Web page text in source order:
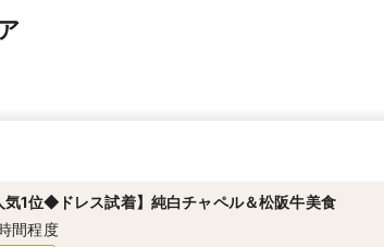
1位◆ドレス試着】純白チャペル＆松阪牛美食
間程度